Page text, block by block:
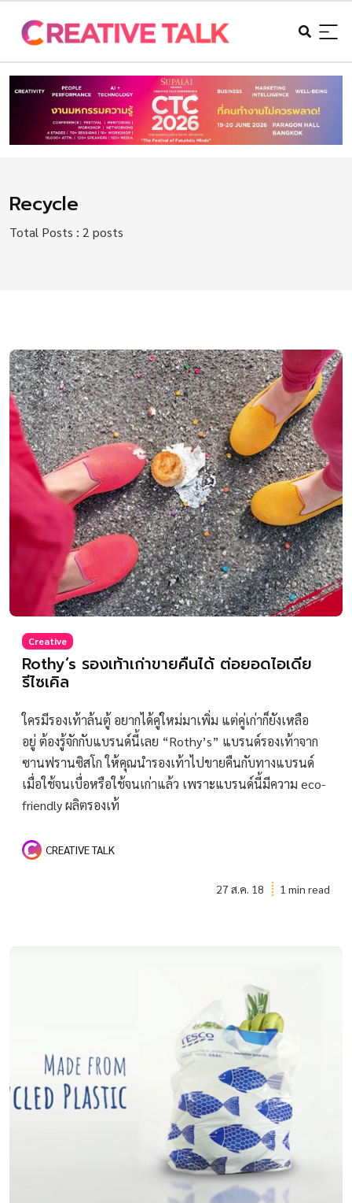
Recycle
Total Posts : 2 posts
Creative
Rothy’s รองเท้าเก่าขายคืนได้ ต่อยอดไอเดีย
รีไซเคิล
ใครมีรองเท้าล้นตู้ อยากได้คู่ใหม่มาเพิ่ม แต่คู่เก่าก็ยังเหลือ
อยู่ ต้องรู้จักกับแบรนด์นี้เลย “Rothy’s” แบรนด์รองเท้าจาก
ซานฟรานซิสโก ให้คุณนำรองเท้าไปขายคืนกับทางแบรนด์
เมื่อใช้จนเบื่อหรือใช้จนเก่าแล้ว เพราะแบรนด์นี้มีความ eco-
friendly ผลิตรองเท้
CREATIVE TALK
27 ส.ค. 18 1 min read